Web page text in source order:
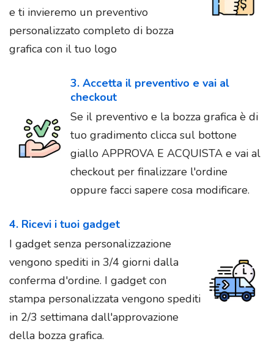
e ti invieremo un preventivo
personalizzato completo di bozza
grafica con il tuo logo
3. Accetta il preventivo e vai al
checkout
Se il preventivo e la bozza grafica è di
tuo gradimento clicca sul bottone
giallo APPROVA E ACQUISTA e vai al
checkout per finalizzare l'ordine
oppure facci sapere cosa modificare.
4. Ricevi i tuoi gadget
I gadget senza personalizzazione
vengono spediti in 3/4 giorni dalla
conferma d'ordine. I gadget con
stampa personalizzata vengono spediti
in 2/3 settimana dall'approvazione
della bozza grafica.